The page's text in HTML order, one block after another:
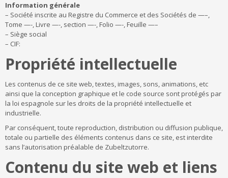
Information générale
– Société inscrite au Registre du Commerce et des Sociétés de —–,
Tome —-, Livre —-, section —-, Folio —-, Feuille —–
– Siège social
– CIF:
Propriété intellectuelle
Les contenus de ce site web, textes, images, sons, animations, etc
ainsi que la conception graphique et le code source sont protégés par
la loi espagnole sur les droits de la propriété intellectuelle et
industrielle.
Par conséquent, toute reproduction, distribution ou diffusion publique,
totale ou partielle des éléments contenus dans ce site, est interdite
sans l’autorisation préalable de Zubeltzutorre.
Contenu du site web et liens